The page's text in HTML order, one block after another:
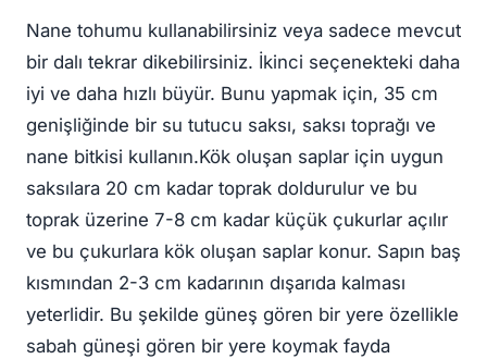
Nane tohumu kullanabilirsiniz veya sadece mevcut
bir dalı tekrar dikebilirsiniz. İkinci seçenekteki daha
iyi ve daha hızlı büyür. Bunu yapmak için, 35 cm
genişliğinde bir su tutucu saksı, saksı toprağı ve
nane bitkisi kullanın.Kök oluşan saplar için uygun
saksılara 20 cm kadar toprak doldurulur ve bu
toprak üzerine 7-8 cm kadar küçük çukurlar açılır
ve bu çukurlara kök oluşan saplar konur. Sapın baş
kısmından 2-3 cm kadarının dışarıda kalması
yeterlidir. Bu şekilde güneş gören bir yere özellikle
sabah güneşi gören bir yere koymak fayda